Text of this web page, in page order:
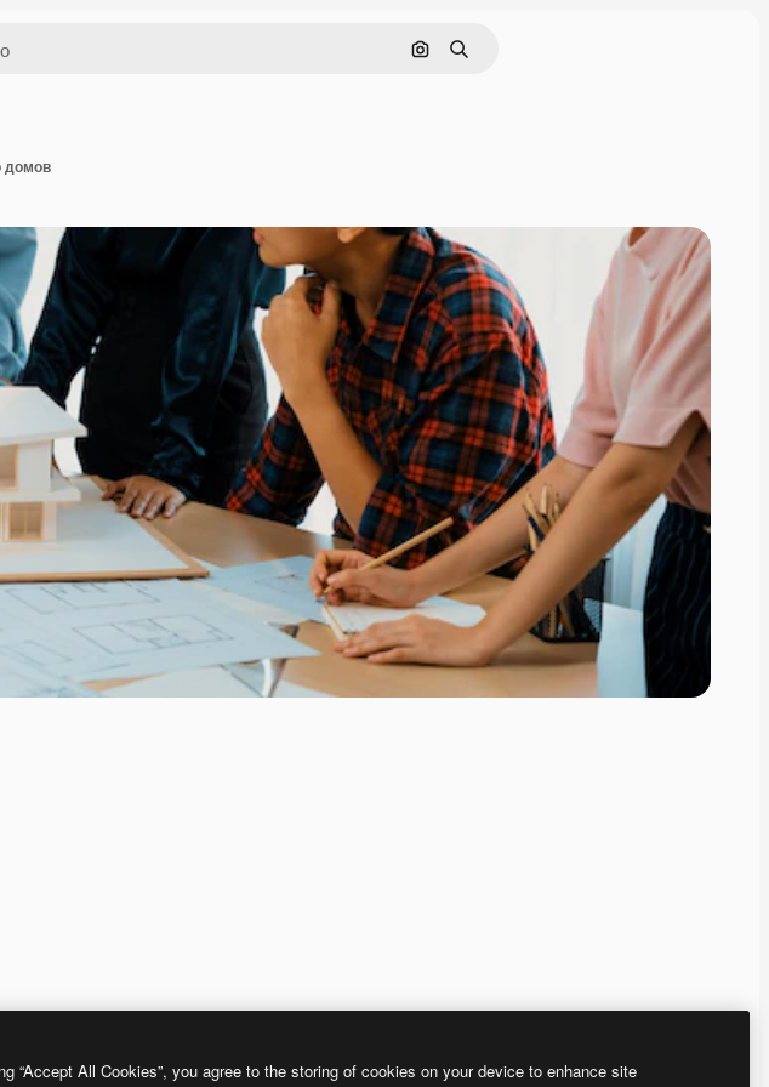
Поиск по изображению
Поиск
домов
“Accept All Cookies”, you agree to the storing of cookies on your device to enhance site